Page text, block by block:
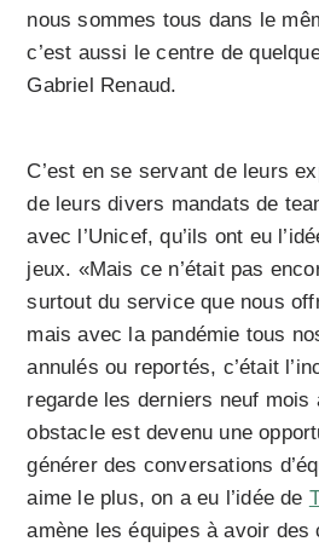
nous sommes tous dans le
c’est aussi le centre de
Gabriel Renaud.
C’est en se servant de leurs
de leurs divers mandats de
avec l’Unicef, qu’ils ont eu
jeux. «Mais ce n’était pas
surtout du service que nous
mais avec la pandémie tous
annulés ou reportés, c’était
regarde les derniers neuf
obstacle est devenu une
générer des conversations
aime le plus, on a eu l’idée de
amène les équipes à avoir des